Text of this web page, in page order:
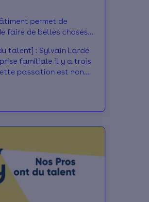
permet de
faire de belles choses
talent] : Sylvain Lardé
familiale il y a trois
passation est non
mais c'est aussi et
valeurs de la société :
et l'artisanat.